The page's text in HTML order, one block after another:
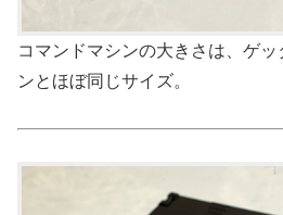
コマンドマシンの大きさは、ゲ
ンとほぼ同じサイズ。